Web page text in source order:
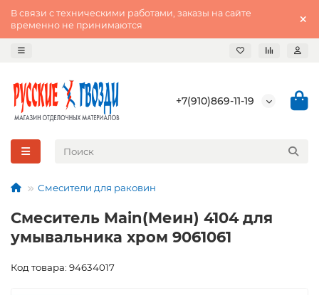
В связи с техническими работами, заказы на сайте
временно не принимаются
+7(910)869-11-19
Смесители для раковин
Смеситель Main(Меин) 4104 для
умывальника хром 9061061
Код товара: 94634017